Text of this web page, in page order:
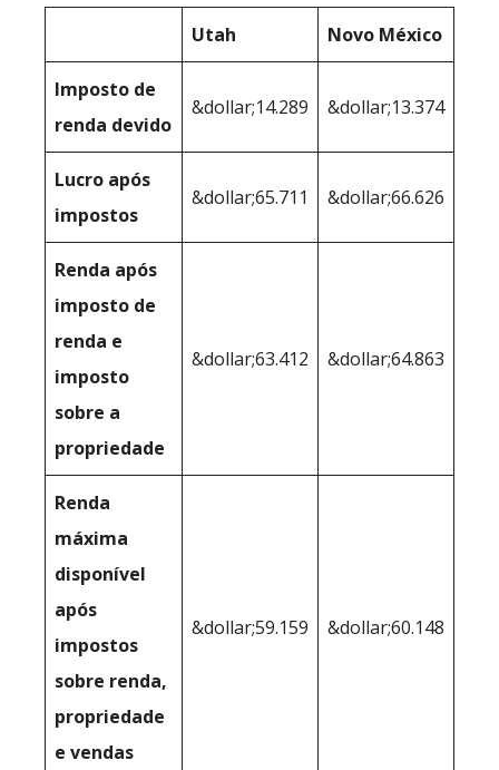
Utah Novo México
Imposto de
renda devido
&dollar;14.289 &dollar;13.374
Lucro após
impostos
&dollar;65.711 &dollar;66.626
Renda após
imposto de
renda e
imposto
sobre a
propriedade
&dollar;63.412 &dollar;64.863
Renda
máxima
disponível
após
impostos
sobre renda,
propriedade
e vendas
&dollar;59.159 &dollar;60.148